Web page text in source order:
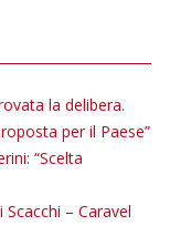
la delibera.
per il Paese”
“Scelta
– Caravel